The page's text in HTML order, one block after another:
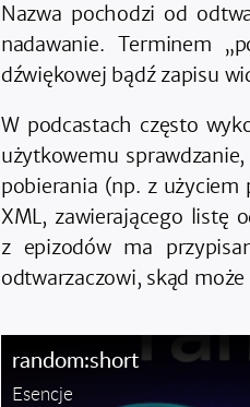
Nazwa pochodzi od
nadawanie. Terminem
dźwiękowej bądź zapisu
W podcastach często
użytkowemu
pobierania (np. z użyciem
XML, zawierającego listę
z epizodów ma
odtwarzaczowi, skąd
random:short
Esencje